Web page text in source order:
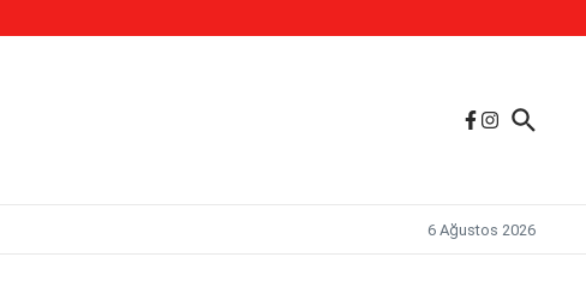
6 Ağustos 2026